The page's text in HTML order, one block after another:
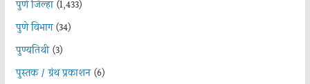
पुणे जिल्हा(1,433)
पुणे विभाग(34)
पुण्यतिथी(3)
पुस्तक / ग्रंथ प्रकाशन(6)